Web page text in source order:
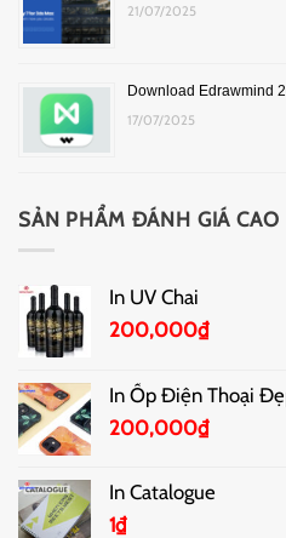
21/07/2025
Download Edrawmind
17/07/2025
SẢN PHẨM ĐÁNH GIÁ CAO
In UV Chai
200,000₫
In Ốp Điện Thoại
200,000₫
In Catalogue
1₫